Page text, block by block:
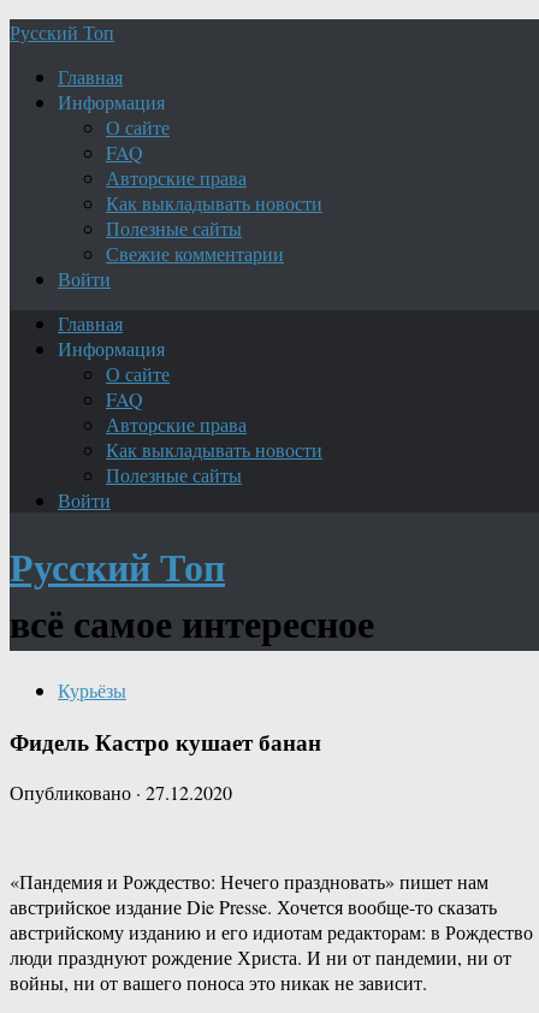
Русский Топ
Главная
Информация
О сайте
FAQ
Авторские права
Как выкладывать новости
Полезные сайты
Свежие комментарии
Войти
Главная
Информация
О сайте
FAQ
Авторские права
Как выкладывать новости
Полезные сайты
Войти
Русский Топ
всё самое интересное
Курьёзы
Фидель Кастро кушает банан
Опубликовано · 27.12.2020
«Пандемия и Рождество: Нечего праздновать» пишет нам
австрийское издание Die Presse. Хочется вообще-то сказать
австрийскому изданию и его идиотам редакторам: в Рождество
люди празднуют рождение Христа. И ни от пандемии, ни от
войны, ни от вашего поноса это никак не зависит.